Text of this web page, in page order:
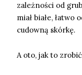
zależności od
miał białe, łatwo
cudowną skórkę.
A oto, jak to